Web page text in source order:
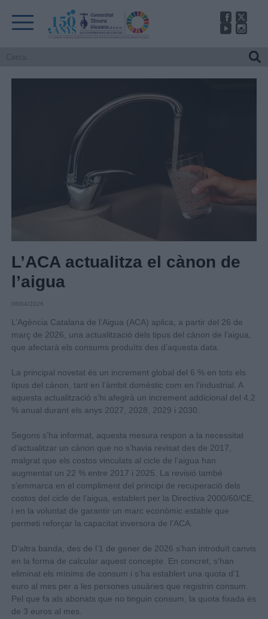
L’ACA actualitza el cànon de
l’aigua
08/04/2026
L’Agència Catalana de l’Aigua (ACA) aplica, a partir del 26 de
març de 2026, una actualització dels tipus del cànon de l’aigua,
que afectarà els consums produïts des d’aquesta data.
La principal novetat és un increment global del 6 % en tots els
tipus del cànon, tant en l’àmbit domèstic com en l’industrial. A
aquesta actualització s’hi afegirà un increment addicional del 4,2
% anual durant els anys 2027, 2028, 2029 i 2030.
Segons s’ha informat, aquesta mesura respon a la necessitat
d’actualitzar un cànon que no s’havia revisat des de 2017,
malgrat que els costos vinculats al cicle de l’aigua han
augmentat un 22 % entre 2017 i 2025. La revisió també
s’emmarca en el compliment del principi de recuperació dels
costos del cicle de l’aigua, establert per la Directiva 2000/60/CE,
i en la voluntat de garantir un marc econòmic estable que
permeti reforçar la capacitat inversora de l’ACA.
D’altra banda, des de l’1 de gener de 2026 s’han introduït canvis
en la forma de calcular aquest concepte. En concret, s’han
eliminat els mínims de consum i s’ha establert una quota d’1
euro al mes per a les persones usuàries que registrin consum.
Pel que fa als abonats que no tinguin consum, la quota fixada és
de 3 euros al mes.